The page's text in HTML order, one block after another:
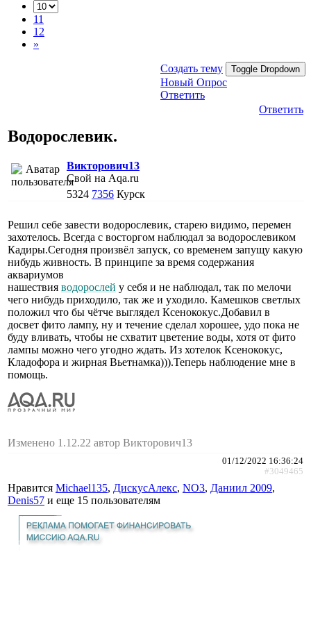
11
12
»
Создать тему Toggle Dropdown
Новый Опрос
Ответить
Ответить
Водорослевик.
Викторович13
Свой на Aqa.ru
5324 7356 Курск
Решил себе завести водорослевик, старею видимо, перемен
захотелось. Всегда с восторгом наблюдал за водорослевиком
Кадиры.Сегодня произвёл запуск, со временем запущу какую
нибудь живность. В принципе за время содержания
аквариумов
нашествия водорослей у себя и не наблюдал, так по мелочи
чего нибудь приходило, так же и уходило. Камешков светлых
положил что бы чётче выглядел Ксенококус.Добавил в
досвет фито лампу, ну и течение сделал хорошее, удо пока не
буду вливать, чтобы не схватит цветение воды, хотя от фито
лампы можно чего угодно ждать. Из хотелок Ксенококус,
Кладофора и жирная Вьетнамка))).Теперь наблюдение мне в
помощь.
Изменено 1.12.22 автор Викторович13
01/12/2022 16:36:24
#3049465
Нравится Michael135, ДискусАлекс, NO3, Даниил 2009,
Denis57 и еще 15 пользователям